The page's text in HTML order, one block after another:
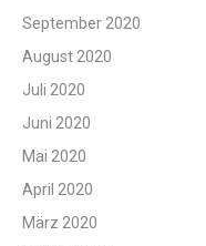
September 2020
August 2020
Juli 2020
Juni 2020
Mai 2020
April 2020
März 2020